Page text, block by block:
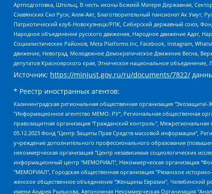
Артподготовка, Штольц, В честь иконы Божией Матери Державная,
Славянских Сил Руси, Алля-Аят, Благотворительный пансионат Ак Умут,
Патриотический клуб-Новокузнецк/РПК, Сибирский державный союз,
Народное объединение русского движения, Народное движение Адат,
Социалистических Районов, Meta Platforms Inc, Facebook, Instagram,
движение, Невоград, Молодежное Демократическое Движение Весна,
депутатов Красноярского края, Этническое национальное
Источник: https://minjust.gov.ru/ru/documents/7822/
* Реестр иностранных агентов:
Калининградская региональная общественная организация "Экозащита!-Женсовет", Фонд содействия защите прав и свобод граждан "Общественный вердикт", Фонд "Институт Развития Свободы Информации", Частное учреждение "Информационное агентство МЕМО. РУ", Региональная общественная организация "Общественная комиссия по сохранению наследия академика Сахарова", Фонд поддержки свободы прессы, Санкт-Петербургская общественная правозащитная организация "Гражданский контроль", Межрегиональная общественная организация "Информационно-просветительский центр "Мемориал", Региональный Фонд "Центр Защиты Прав Средств Массовой Информации", с 05.12.2023 Фонд "Центр Защиты Прав Средств массовой информации", Региональная общественная благотворительная организация помощи беженцам и мигрантам "Гражданское содействие", Негосударственное образовательное учреждение дополнительного профессионального образования (повышение квалификации) специалистов "АКАДЕМИЯ ПО ПРАВАМ ЧЕЛОВЕКА", Свердловская региональная общественная организация "Сутяжник", Автономная некоммерческая организация "Центр независимых социологических исследований", Союз общественных объединений "Российский исследовательский центр по правам человека", Региональное общественное учреждение научно-информационный центр "МЕМОРИАЛ", Некоммерческая организация "Фонд защиты гласности", Автономная некоммерческая организация "Институт прав человека", Городская общественная организация "Екатеринбургское общество "МЕМОРИАЛ", Городская общественная организация "Рязанское историко-просветительское и правозащитное общество "Мемориал" (Рязанский Мемориал), Челябинский региональный орган общественной самодеятельности – женское общественное объединение "Женщины Евразии", Челябинский региональный орган общественной самодеятельности "Уральская правозащитная группа", Фонд содействия защите здоровья и социальной справедливости имени Андрея Рылькова, Автономная Некоммерческая Организация "Аналитический Центр Юрия Левады", Автономная некоммерческая организация социальной поддержки населения "Проект Апрель", Региональная общественная организация помощи женщинам и детям, находящимся в кризисной ситуации "Информационно-методический центр "Анна", Фонд содействия развитию массовых коммуникаций и правовому просвещению "Так-так-Так", Фонд содействия устойчивому развитию "Серебряная тайга", Свердловский региональный общественный фонд социальных проектов "Новое время", "Idel.Реалии", Кавказ.Реалии, Крым.Реалии, Телеканал Настоящее Время, Татаро-башкирская служба Радио Свобода (Azatliq Radiosi), Радио Свободная Европа/Радио Свобода (PCE/PC), "Сибирь.Реалии", "Фактограф", Благотворительный фонд помощи осужденным и их семьям, Автономная некоммерческая организация "Институт глобализации и социальных движений", Фонд "В защиту прав заключенных", Частное учреждение "Центр поддержки и содействия развитию средств массовой информации", Пензенский региональный общественный благотворительный фонд "Гражданский союз", "Север.Реалии", Некоммерческая организация Фонд "Правовая инициатива", Общество с ограниченной ответственностью "Радио Свободная Европа/Радио Свобода", Чешское информационное